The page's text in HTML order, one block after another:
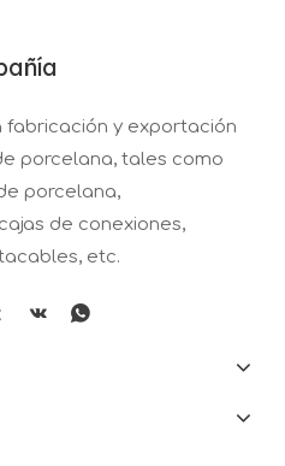
fabricación y exportación
porcelana, tales como
porcelana,
de conexiones,
etc.